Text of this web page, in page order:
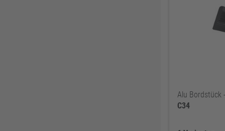
Alu Bordstück
C34